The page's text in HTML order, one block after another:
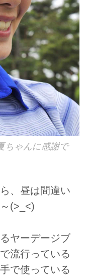
ちゃんに感謝で
、昼は間違い
(>_<)
ヤーデージブ
流行っている
で使っている